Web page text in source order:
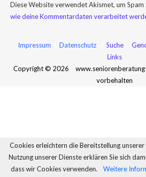
Diese Website verwendet Akismet, um Spam
wie deine Kommentardaten verarbeitet
Impressum Datenschutz Suche
Links
Copyright © 2026
vorbehalten
Cookies erleichtern die Bereitstellung
Nutzung unserer Dienste erklären Sie sich
dass wir Cookies verwenden.
Weitere